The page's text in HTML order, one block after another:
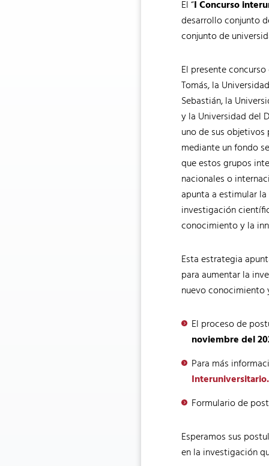
El “I Concurso
desarrollo conjunto
conjunto de
El presente
Tomás, la
Sebastián, la
y la Universidad del
uno de sus
mediante un fondo
que estos grupos
nacionales o
apunta a estimular
investigación
conocimiento y la
Esta estrategia
para aumentar la
nuevo conocimiento
El proceso de
noviembre del
Para más
Interuniversitario.
Formulario de
Esperamos sus
en la investigación